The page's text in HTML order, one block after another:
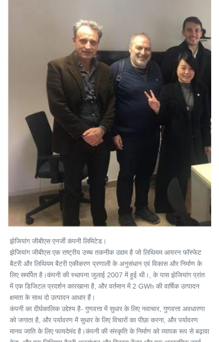
झेजियांग जीबीएस एनर्जी कंपनी लिमिटेड।
झेजियांग जीबीएस एक राष्ट्रीय उच्च तकनीक उद्यम है जो लिथियम आयरन फॉस्फेट
बैटरी और लिथियम बैटरी एकीकरण प्रणाली के अनुसंधान एवं विकास और निर्माण के
लिए समर्पित है।कंपनी की स्थापना जुलाई 2007 में हुई थी।, के पास झेजियांग प्रांत
में एक डिजिटल प्रदर्शन कारखाना है, और वर्तमान में 2 GWh की वार्षिक उत्पादन
क्षमता के साथ दो उत्पादन आधार हैं।
कंपनी का दीर्घकालिक उद्देश्य है- गुणवत्ता में सुधार के लिए नवाचार, गुणवत्ता अवधारणा
को जगाता है, और पर्यावरण में सुधार के लिए विचारों का पीछा करना, और पर्यावरण
मानव जाति के लिए फायदेमंद है।कंपनी की संस्कृति के निर्माण को व्यापक रूप से बढ़ावा